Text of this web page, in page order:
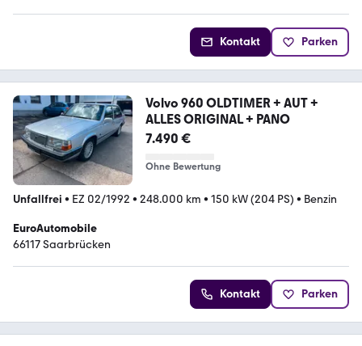
Kontakt Parken
Volvo 960 OLDTIMER + AUT +
ALLES ORIGINAL + PANO
7.490 €
Ohne Bewertung
Unfallfrei • EZ 02/1992 • 248.000 km • 150 kW (204 PS) • Benzin
EuroAutomobile
66117 Saarbrücken
Kontakt Parken